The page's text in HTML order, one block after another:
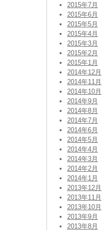
2015年7月
2015年6月
2015年5月
2015年4月
2015年3月
2015年2月
2015年1月
2014年12月
2014年11月
2014年10月
2014年9月
2014年8月
2014年7月
2014年6月
2014年5月
2014年4月
2014年3月
2014年2月
2014年1月
2013年12月
2013年11月
2013年10月
2013年9月
2013年8月